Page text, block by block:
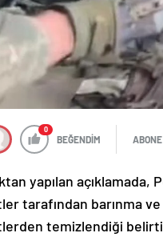
0
BEĞENDİM ABONE
yapılan
tarafından barınma ve
temizlendiği